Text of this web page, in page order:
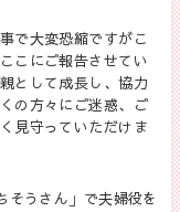
で大変恐縮ですがこ
こにご報告させてい
として成長し、協力
の方々にご迷惑、ご
見守っていただけま
そうさん」で夫婦役を